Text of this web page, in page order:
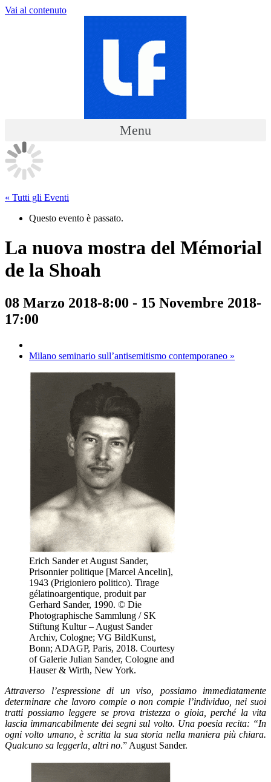
Vai al contenuto
Menu
« Tutti gli Eventi
Questo evento è passato.
La nuova mostra del Mémorial
de la Shoah
08 Marzo 2018-8:00 - 15 Novembre 2018-
17:00
Milano seminario sull’antisemitismo contemporaneo »
Erich Sander et August Sander,
Prisonnier politique [Marcel Ancelin],
1943 (Prigioniero politico). Tirage
gélatinoargentique, produit par
Gerhard Sander, 1990. © Die
Photographische Sammlung / SK
Stiftung Kultur – August Sander
Archiv, Cologne; VG BildKunst,
Bonn; ADAGP, Paris, 2018. Courtesy
of Galerie Julian Sander, Cologne and
Hauser & Wirth, New York.
Attraverso l’espressione di un viso, possiamo immediatamente
determinare che lavoro compie o non compie l’individuo, nei suoi
tratti possiamo leggere se prova tristezza o gioia, perché la vita
lascia immancabilmente dei segni sul volto. Una poesia recita: “In
ogni volto umano, è scritta la sua storia nella maniera più chiara.
Qualcuno sa leggerla, altri no.” August Sander.